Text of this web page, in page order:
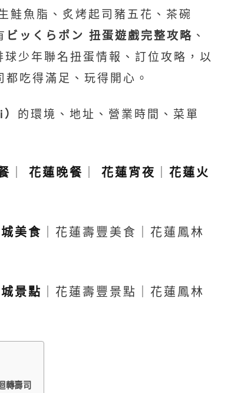
鮭魚脂、炙烤起司豬五花、茶碗
ビッくらポン 扭蛋遊戲完整攻略 、
少年聯名扭蛋情報、訂位攻略，以
吃得滿足、玩得開心。
的環境、地址、營業時間、菜單
花蓮晚餐 花蓮宵夜
花蓮火
美食 ｜花蓮壽豐美食｜花蓮鳳林
景點
｜花蓮壽豐景點｜花蓮鳳林
轉壽司